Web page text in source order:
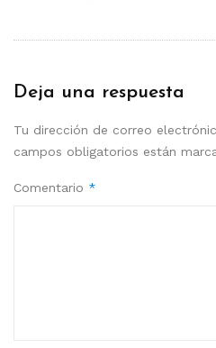
Deja una respuesta
Tu dirección de correo
campos obligatorios están
Comentario *